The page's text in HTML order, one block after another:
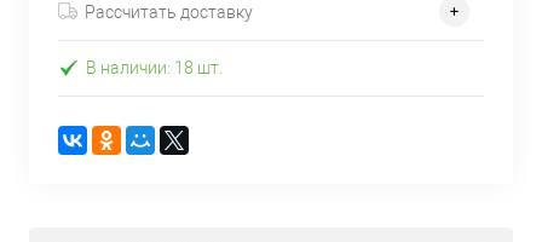
Рассчитать доставку
В наличии: 18 шт.